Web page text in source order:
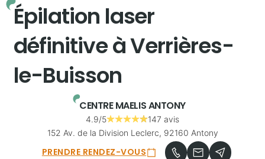
Épilation laser
définitive à Verrières-
le-Buisson
CENTRE MAELIS ANTONY
4.9/5
147 avis
152 Av. de la Division Leclerc, 92160 Antony
PRENDRE RENDEZ-VOUS